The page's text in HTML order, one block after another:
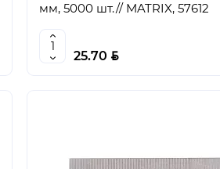
мм, 5000 шт.// MATRIX, 57612
25.70 BYN